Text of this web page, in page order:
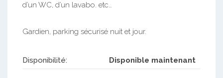
d’un WC, d’un lavabo. etc…
Gardien, parking sécurisé nuit et jour.
Disponibilité: Disponible maintenant